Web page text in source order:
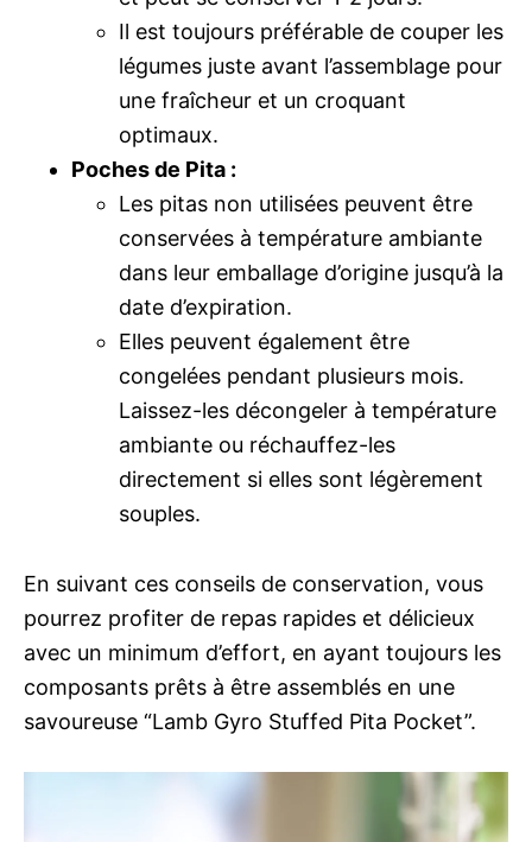
Il est toujours préférable de couper les
légumes juste avant l’assemblage pour
une fraîcheur et un croquant
optimaux.
Poches de Pita :
Les pitas non utilisées peuvent être
conservées à température ambiante
dans leur emballage d’origine jusqu’à la
date d’expiration.
Elles peuvent également être
congelées pendant plusieurs mois.
Laissez-les décongeler à température
ambiante ou réchauffez-les
directement si elles sont légèrement
souples.
En suivant ces conseils de conservation, vous
pourrez profiter de repas rapides et délicieux
avec un minimum d’effort, en ayant toujours les
composants prêts à être assemblés en une
savoureuse “Lamb Gyro Stuffed Pita Pocket”.